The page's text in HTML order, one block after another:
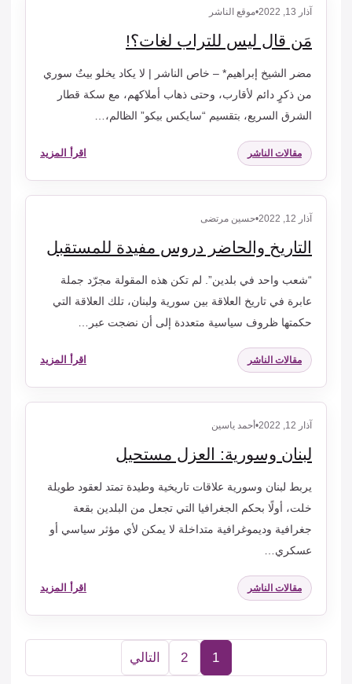
آذار 13, 2022 •موقع الناشر
مَن قال ليس للتراب لغات؟!
مضر الشيخ إبراهيم* – خاص الناشر | لا يكاد يخلو بيتٌ سوري
من ذكرٍ دائم لأقارب، وحتى ذهاب أملاكهم، مع سكة قطار
الشرق السريع، بتقسيم “سايكس بيكو” الظالم،…
مقالات الناشر اقرأ المزيد
آذار 12, 2022 •حسين مرتضى
التاريخ والحاضر دروس مفيدة للمستقبل
“شعب واحد في بلدين”. لم تكن هذه المقولة مجرّد جملة
عابرة في تاريخ العلاقة بين سورية ولبنان، تلك العلاقة التي
حكمتها ظروف سياسية متعددة إلى أن نضجت عبر…
مقالات الناشر اقرأ المزيد
آذار 12, 2022 • أحمد ياسين
لبنان وسورية: العزل مستحيل
يربط لبنان وسورية علاقات تاريخية وطيدة تمتد لعقود طويلة
خلت، أولًا بحكم الجغرافيا التي تجعل من البلدين بقعة
جغرافية وديموغرافية متداخلة لا يمكن لأي مؤثر سياسي أو
عسكري…
مقالات الناشر اقرأ المزيد
1
2 التالي